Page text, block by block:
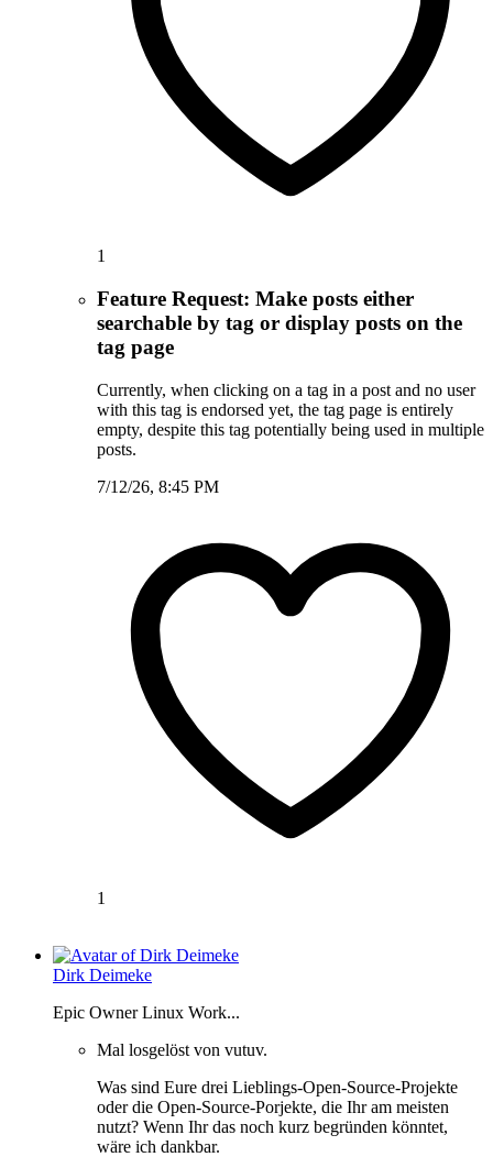
1
Feature Request: Make posts either
searchable by tag or display posts on the
tag page
Currently, when clicking on a tag in a post and no user
with this tag is endorsed yet, the tag page is entirely
empty, despite this tag potentially being used in multiple
posts.
7/12/26, 8:45 PM
1
Dirk Deimeke
Epic Owner Linux Work...
Mal losgelöst von vutuv.
Was sind Eure drei Lieblings-Open-Source-Projekte
oder die Open-Source-Porjekte, die Ihr am meisten
nutzt? Wenn Ihr das noch kurz begründen könntet,
wäre ich dankbar.